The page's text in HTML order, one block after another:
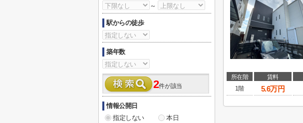
所在階 賃料
1階
5.6万円
～
駅からの徒歩
築年数
2件が該当
情報公開日
指定しない
本日